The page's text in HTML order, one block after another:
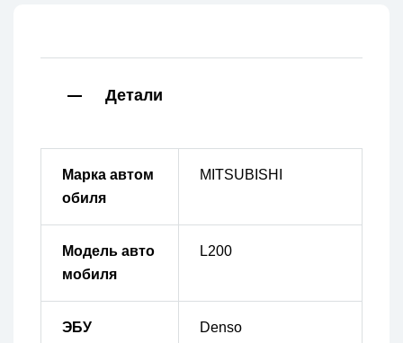
Детали
Марка автом
обиля
MITSUBISHI
Модель авто
мобиля
L200
ЭБУ Denso